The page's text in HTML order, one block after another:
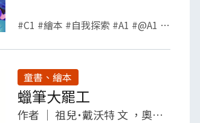
#C1 #繪本 #自我探索 #A1 #@A1 #自我成長
童書、繪本
蠟筆大罷工
作者 ｜ 祖兒˙戴沃特 文 ，奧利佛˙傑法 圖